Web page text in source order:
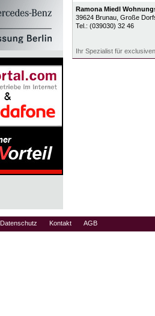
Ramona Miedl
39624 Brunau, Große
Tel.: (039030) 32 46
Ihr Spezialist für
Datenschutz Kontakt AGB